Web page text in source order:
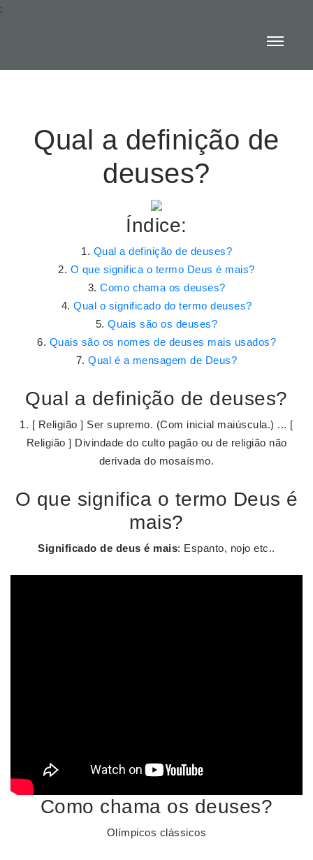
:
Qual a definição de
deuses?
Índice:
Qual a definição de deuses?
O que significa o termo Deus é mais?
Como chama os deuses?
Qual o significado do termo deuses?
Quais são os deuses?
Quais são os nomes de deuses mais usados?
Qual é a mensagem de Deus?
Qual a definição de deuses?
1. [ Religião ] Ser supremo. (Com inicial maiúscula.) ... [
Religião ] Divindade do culto pagão ou de religião não
derivada do mosaísmo.
O que significa o termo Deus é
mais?
Significado de deus é mais: Espanto, nojo etc..
Como chama os deuses?
Olímpicos clássicos